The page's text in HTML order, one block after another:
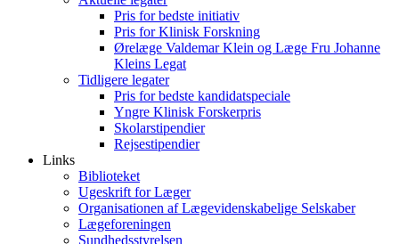
Pris for bedste initiativ
Pris for Klinisk Forskning
Ørelæge Valdemar Klein og Læge Fru Johanne
Kleins Legat
Tidligere legater
Pris for bedste kandidatspeciale
Yngre Klinisk Forskerpris
Skolarstipendier
Rejsestipendier
Links
Biblioteket
Ugeskrift for Læger
Organisationen af Lægevidenskabelige Selskaber
Lægeforeningen
Sundhedsstyrelsen